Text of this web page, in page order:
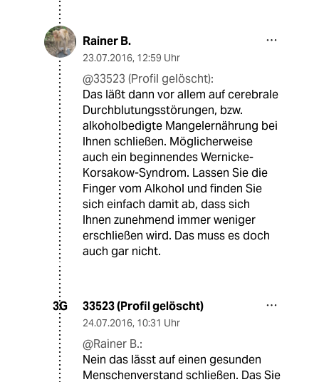
Rainer B.
23.07.2016, 12:59 Uhr
@33523 (Profil gelöscht):
Das läßt dann vor allem auf cerebrale
Durchblutungsstörungen, bzw.
alkoholbedigte Mangelernährung bei
Ihnen schließen. Möglicherweise
auch ein beginnendes Wernicke-
Korsakow-Syndrom. Lassen Sie die
Finger vom Alkohol und finden Sie
sich einfach damit ab, dass sich
Ihnen zunehmend immer weniger
erschließen wird. Das muss es doch
auch gar nicht.
3G 33523 (Profil gelöscht)
24.07.2016, 10:31 Uhr
@Rainer B.:
Nein das lässt auf einen gesunden
Menschenverstand schließen. Das Sie